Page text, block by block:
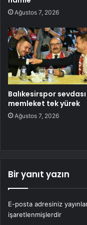
Ağustos 7, 2026
Balıkesirspor
memleket tek yürek
Ağustos 7, 2026
Bir yanıt yazın
E-posta adresiniz
işaretlenmişlerdir